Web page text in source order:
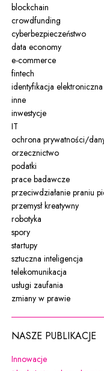
blockchain
crowdfunding
cyberbezpieczeństwo
data economy
e-commerce
fintech
identyfikacja elektroniczna
inne
inwestycje
IT
ochrona prywatności/
orzecznictwo
podatki
prace badawcze
przeciwdziałanie praniu
przemysł kreatywny
robotyka
spory
startupy
sztuczna inteligencja
telekomunikacja
usługi zaufania
zmiany w prawie
NASZE PUBLIKACJE
InnowacjeUwaga, link